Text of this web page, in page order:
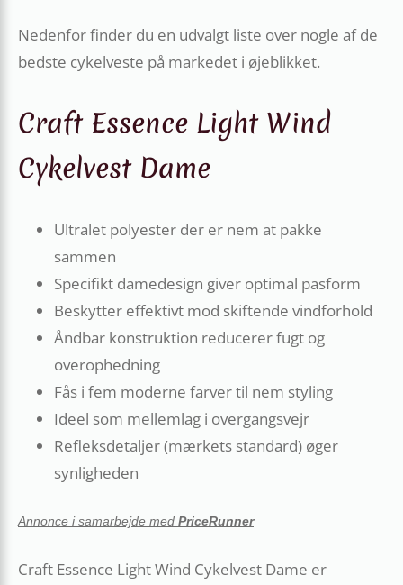
Nedenfor finder du en udvalgt liste over nogle af de
bedste cykelveste på markedet i øjeblikket.
Craft Essence Light Wind
Cykelvest Dame
Ultralet polyester der er nem at pakke
sammen
Specifikt damedesign giver optimal pasform
Beskytter effektivt mod skiftende vindforhold
Åndbar konstruktion reducerer fugt og
overophedning
Fås i fem moderne farver til nem styling
Ideel som mellemlag i overgangsvejr
Refleksdetaljer (mærkets standard) øger
synligheden
Annonce i samarbejde med PriceRunner
Craft Essence Light Wind Cykelvest Dame er